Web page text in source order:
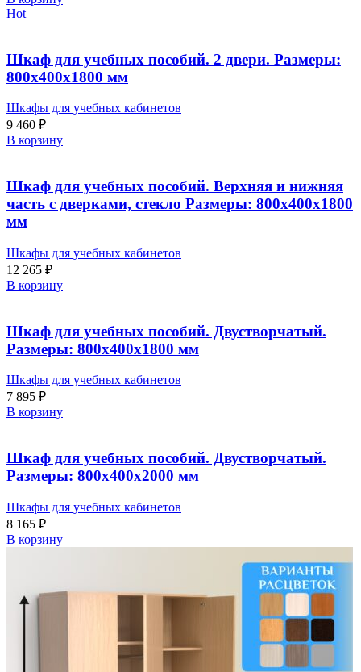
Hot
Шкаф для учебных пособий. 2 двери. Размеры:
800х400х1800 мм
Шкафы для учебных кабинетов
9 460 ₽
В корзину
Шкаф для учебных пособий. Верхняя и нижняя
часть с дверками, стекло Размеры: 800х400х1800
мм
Шкафы для учебных кабинетов
12 265 ₽
В корзину
Шкаф для учебных пособий. Двустворчатый.
Размеры: 800х400х1800 мм
Шкафы для учебных кабинетов
7 895 ₽
В корзину
Шкаф для учебных пособий. Двустворчатый.
Размеры: 800х400х2000 мм
Шкафы для учебных кабинетов
8 165 ₽
В корзину